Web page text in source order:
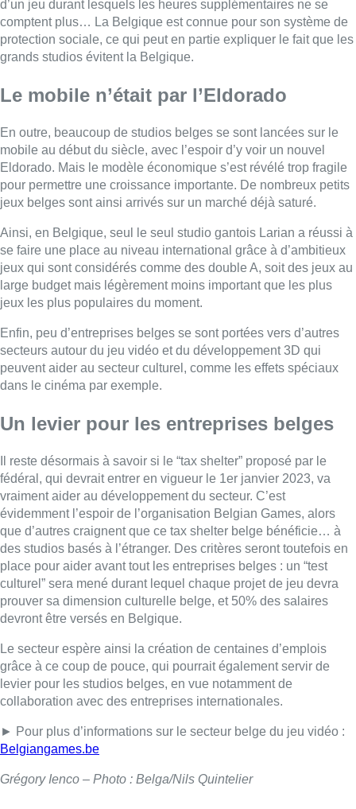
Ainsi, en Belgique, seul le seul studio gantois Larian a réussi à
se faire une place au niveau international grâce à d’ambitieux
jeux qui sont considérés comme des double A, soit des jeux au
jeux les plus populaires du moment.
secteurs autour du jeu vidéo et du développement 3D qui
peuvent aider au secteur culturel, comme les effets spéciaux
dans le cinéma par exemple.
Un levier pour les entreprises belges
Il reste désormais à savoir si le “tax shelter” proposé par le
fédéral, qui devrait entrer en vigueur le 1er janvier 2023, va
vraiment aider au développement du secteur. C’est
évidemment l’espoir de l’organisation Belgian Games, alors
des studios basés à l’étranger. Des critères seront toutefois en
place pour aider avant tout les entreprises belges : un “test
culturel” sera mené durant lequel chaque projet de jeu devra
prouver sa dimension culturelle belge, et 50% des salaires
Le secteur espère ainsi la création de centaines d’emplois
grâce à ce coup de pouce, qui pourrait également servir de
levier pour les studios belges, en vue notamment de
collaboration avec des entreprises internationales.
► Pour plus d’informations sur le secteur belge du jeu vidéo :
Belgiangames.be
Grégory Ienco – Photo : Belga/Nils Quintelier
Lire aussi :
Qui est Marc Grauwels, le flûtiste
bruxellois à la tête du Festival
Classissimo?